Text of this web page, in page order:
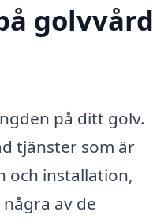
golvvård
på ditt golv.
tjänster som är
och installation,
av de